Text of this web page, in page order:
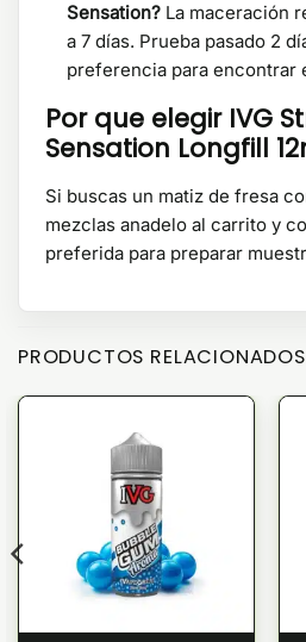
Sensation? La maceración
a 7 días. Prueba pasado 2
preferencia para encontrar
Por que elegir IVG
Sensation Longfill
Si buscas un matiz de fresa
mezclas anadelo al carrito y
preferida para preparar
PRODUCTOS RELACIONADOS